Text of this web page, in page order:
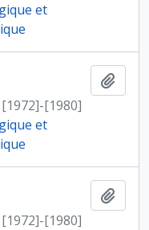
et
[1972]-[1980]
et
[1972]-[1980]